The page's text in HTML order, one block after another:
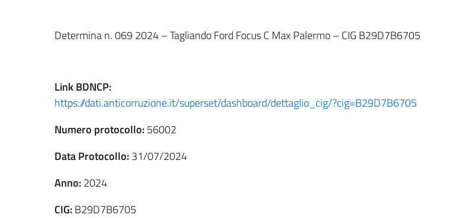
Determina n. 069 2024 – Tagliando Ford Focus C Max Palermo – CIG B29D7B6705
LinkBDNCP:
https://dati.anticorruzione.it/superset/dashboard/dettaglio_cig/?cig=B29D7B6705
Numero protocollo:56002
Data Protocollo:31/07/2024
Anno:2024
CIG:B29D7B6705